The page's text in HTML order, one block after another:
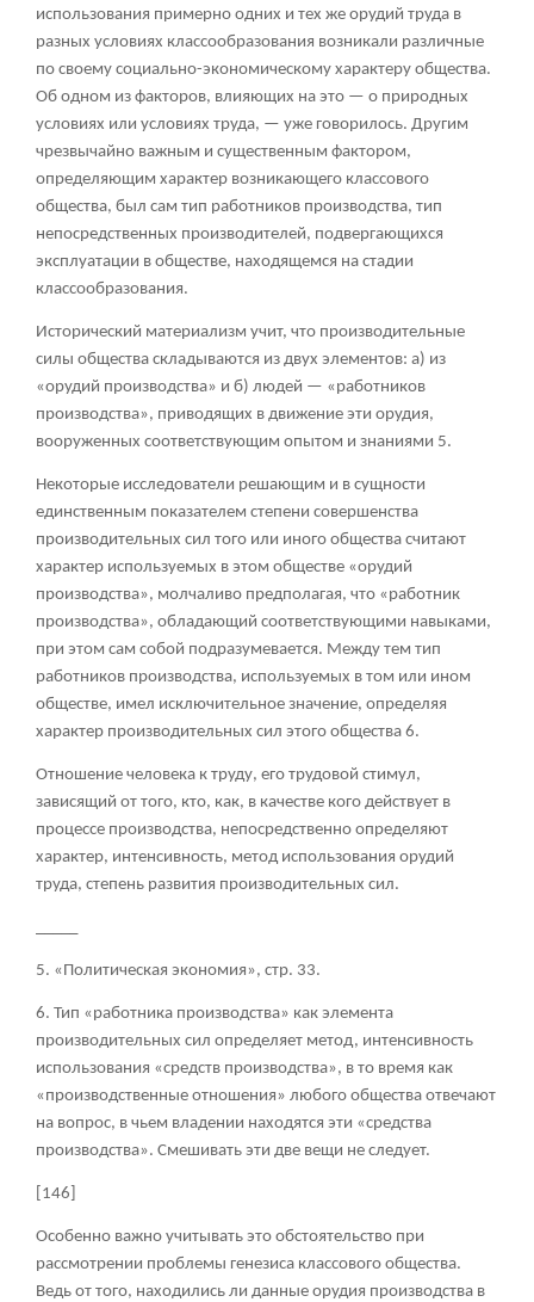
использования примерно одних и тех же орудий труда в
разных условиях классообразования возникали различные
по своему социально-экономическому характеру общества.
Об одном из факторов, влияющих на это — о природных
условиях или условиях труда, — уже говорилось. Другим
чрезвычайно важным и существенным фактором,
определяющим характер возникающего классового
общества, был сам тип работников производства, тип
непосредственных производителей, подвергающихся
эксплуатации в обществе, находящемся на стадии
классообразования.
Исторический материализм учит, что производительные
силы общества складываются из двух элементов: а) из
«орудий производства» и б) людей — «работников
производства», приводящих в движение эти орудия,
вооруженных соответствующим опытом и знаниями 5.
Некоторые исследователи решающим и в сущности
единственным показателем степени совершенства
производительных сил того или иного общества считают
характер используемых в этом обществе «орудий
производства», молчаливо предполагая, что «работник
производства», обладающий соответствующими навыками,
при этом сам собой подразумевается. Между тем тип
работников производства, используемых в том или ином
обществе, имел исключительное значение, определяя
характер производительных сил этого общества 6.
Отношение человека к труду, его трудовой стимул,
зависящий от того, кто, как, в качестве кого действует в
процессе производства, непосредственно определяют
характер, интенсивность, метод использования орудий
труда, степень развития производительных сил.
5. «Политическая экономия», стр. 33.
6. Тип «работника производства» как элемента
производительных сил определяет метод, интенсивность
использования «средств производства», в то время как
«производственные отношения» любого общества отвечают
на вопрос, в чьем владении находятся эти «средства
производства». Смешивать эти две вещи не следует.
[146]
Особенно важно учитывать это обстоятельство при
рассмотрении проблемы генезиса классового общества.
Ведь от того, находились ли данные орудия производства в